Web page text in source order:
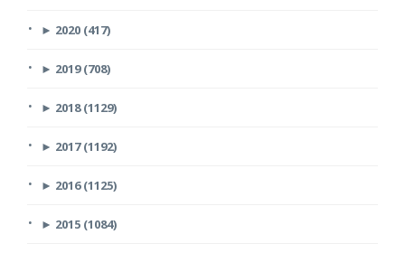
► 2020 (417)
► 2019 (708)
► 2018 (1129)
► 2017 (1192)
► 2016 (1125)
► 2015 (1084)